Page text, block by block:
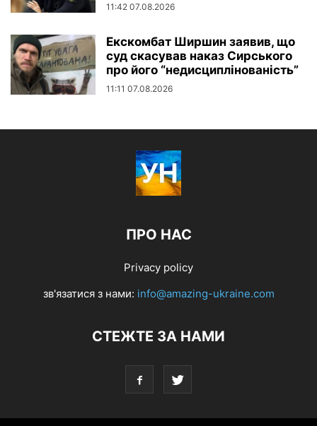
11:42 07.08.2026
Екскомбат Ширшин заявив, що
суд скасував наказ Сирського
про його “недисциплінованість”
11:11 07.08.2026
ПРО НАС
Privacy policy
зв'язатися з нами: info@amazing-ukraine.com
СТЕЖТЕ ЗА НАМИ